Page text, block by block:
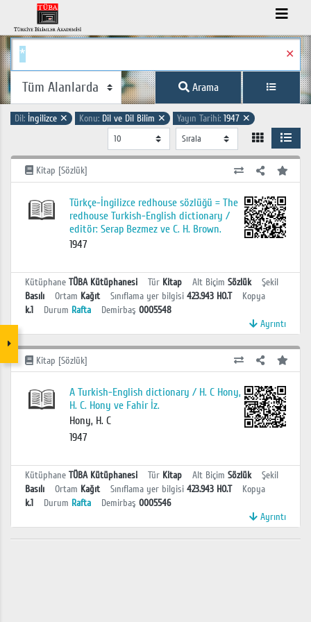
✕
Arama
Dil: İngilizce ✕ Konu: Dil ve Dil Bilim ✕ Yayın Tarihi: 1947 ✕
Kitap [Sözlük]
Türkçe-İngilizce redhouse sözlüğü = The
redhouse Turkish-English dictionary /
editör: Serap Bezmez ve C. H. Brown.
1947
Kütüphane TÜBA Kütüphanesi Tür Kitap Alt Biçim Sözlük
Şekil
Basılı
Ortam Kağıt Sınıflama yer bilgisi 423.943 HO.T
Kopya
k.1
Durum Rafta Demirbaş 0005548
Ayrıntı
Kitap [Sözlük]
A Turkish-English dictionary / H. C Hony,
H. C. Hony ve Fahir İz.
Hony, H. C
1947
Kütüphane TÜBA Kütüphanesi Tür Kitap Alt Biçim Sözlük
Şekil
Basılı
Ortam Kağıt Sınıflama yer bilgisi 423.943 HO.T
Kopya
k.1
Durum Rafta Demirbaş 0005546
Ayrıntı